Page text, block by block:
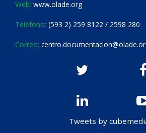
Web: www.olade.org
Teléfono: (593 2) 259 8122 / 2598 280
Correo:
Tweets by